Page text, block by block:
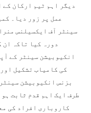
دیگر اہم ٹیم ارکان
عمل پر زور دیا۔
سینٹر آف ایکسیلنس
دورہ کیا تاکہ
انکیوبیشن سینٹر کے
کی کامیاب تشکیل
بزنس انکیوبیشن
طرف ایک اہم قدم ثابت
کاروباری افراد کی